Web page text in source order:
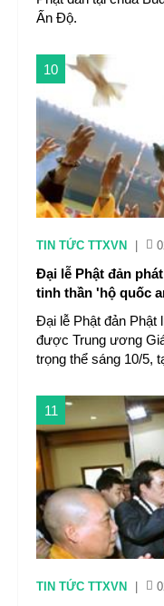
Ấn Độ.
10
TIN TỨC TTXVN
Đại lễ Phật đản
tinh thần 'hộ quốc
Đại lễ Phật đản Phật
được Trung ương
trọng thể sáng 10/5,
11
TIN TỨC TTXVN